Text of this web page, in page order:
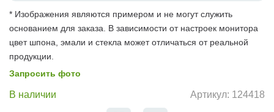
* Изображения являются примером и не могут служить
основанием для заказа. В зависимости от настроек монитора
цвет шпона, эмали и стекла может отличаться от реальной
продукции.
Запросить фото
В наличии Артикул: 124418